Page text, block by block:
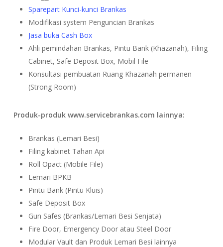
Sparepart Kunci-kunci Brankas
Modifikasi system Penguncian Brankas
Jasa buka Cash Box
Ahli pemindahan Brankas, Pintu Bank (Khazanah), Filing
Cabinet, Safe Deposit Box, Mobil File
Konsultasi pembuatan Ruang Khazanah permanen
(Strong Room)
Produk-produk www.servicebrankas.com lainnya:
Brankas (Lemari Besi)
Filing kabinet Tahan Api
Roll Opact (Mobile File)
Lemari BPKB
Pintu Bank (Pintu Kluis)
Safe Deposit Box
Gun Safes (Brankas/Lemari Besi Senjata)
Fire Door, Emergency Door atau Steel Door
Modular Vault dan Produk Lemari Besi lainnya